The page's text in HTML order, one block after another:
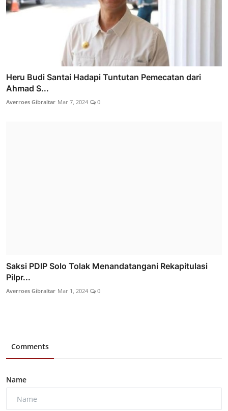
Heru Budi Santai Hadapi Tuntutan Pemecatan dari
Ahmad S...
Averroes Gibraltar Mar 7, 2024 0
Saksi PDIP Solo Tolak Menandatangani Rekapitulasi
Pilpr...
Averroes Gibraltar Mar 1, 2024 0
Comments
Name